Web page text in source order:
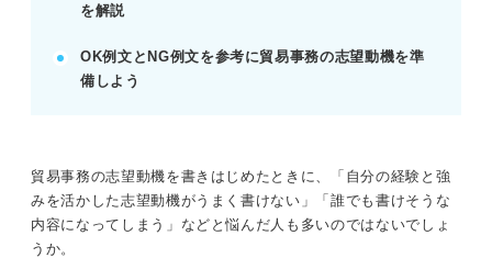
されます。
ましょう。
POINT：NG例文を参考に、なぜ深掘りが必要か理
記事の該当箇所を見る
貿易事務の志望動機は実務の理解と語学力のア
ピールが重要！
を解説
OK例文とNG例文を参考に貿易事務の志望動機を準
備しよう
貿易事務の志望動機を書きはじめたときに、「自分の経験と強
みを活かした志望動機がうまく書けない」「誰でも書けそうな
内容になってしまう」などと悩んだ人も多いのではないでしょ
うか。